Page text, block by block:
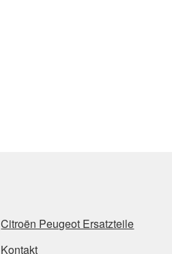
Citroën Peugeot Ersatzteile
Kontakt